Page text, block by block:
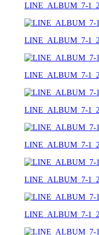
LINE_ALBUM_7-
LINE_ALBUM_7-
LINE_ALBUM_7-
LINE_ALBUM_7-
LINE_ALBUM_7-
LINE_ALBUM_7-
LINE_ALBUM_7-